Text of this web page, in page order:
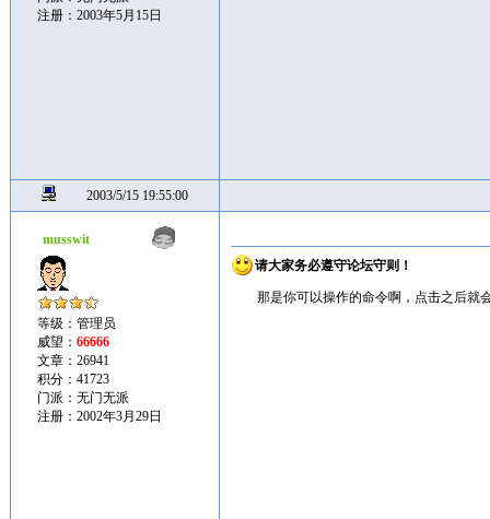
注册：2003年5月15日
2003/5/15 19:55:00
musswit
等级：管理员
威望： 66666
文章：26941
积分：41723
门派：无门无派
注册：2002年3月29日
请大家务必遵守论坛守则！
那是你可以操作的命令啊，点击之后就